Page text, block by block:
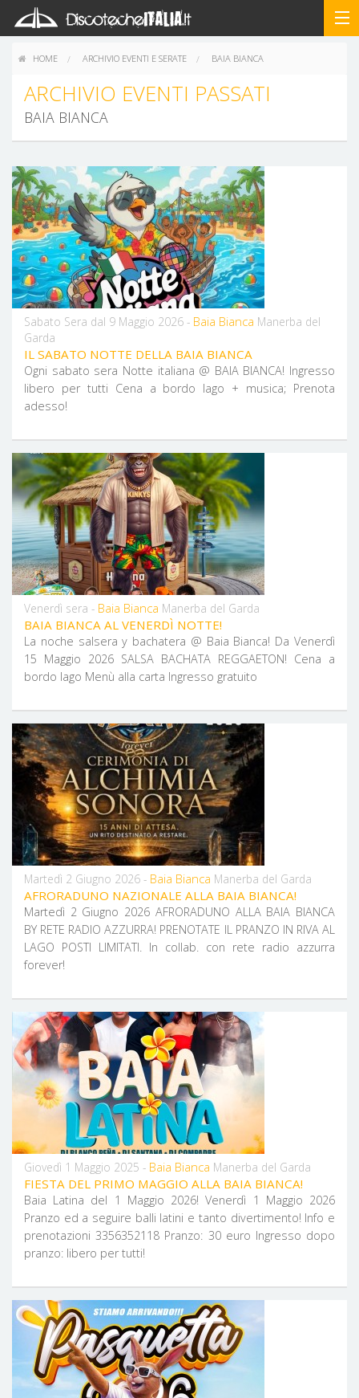
HOME ARCHIVIO EVENTI E SERATE BAIA BIANCA
ARCHIVIO EVENTI PASSATI
BAIA BIANCA
Sabato Sera dal 9 Maggio 2026 - Baia Bianca Manerba del
Garda
IL SABATO NOTTE DELLA BAIA BIANCA
Ogni sabato sera Notte italiana @ BAIA BIANCA! Ingresso
libero per tutti Cena a bordo lago + musica; Prenota
adesso!
Venerdì sera - Baia Bianca Manerba del Garda
BAIA BIANCA AL VENERDÌ NOTTE!
La noche salsera y bachatera @ Baia Bianca! Da Venerdì
15 Maggio 2026 SALSA BACHATA REGGAETON! Cena a
bordo lago Menù alla carta Ingresso gratuito
Martedì 2 Giugno 2026 - Baia Bianca Manerba del Garda
AFRORADUNO NAZIONALE ALLA BAIA BIANCA!
Martedì 2 Giugno 2026 AFRORADUNO ALLA BAIA BIANCA
BY RETE RADIO AZZURRA! PRENOTATE IL PRANZO IN RIVA AL
LAGO POSTI LIMITATI. In collab. con rete radio azzurra
forever!
Giovedì 1 Maggio 2025 - Baia Bianca Manerba del Garda
FIESTA DEL PRIMO MAGGIO ALLA BAIA BIANCA!
Baia Latina del 1 Maggio 2026! Venerdì 1 Maggio 2026
Pranzo ed a seguire balli latini e tanto divertimento! Info e
prenotazioni 3356352118 Pranzo: 30 euro Ingresso dopo
pranzo: libero per tutti!